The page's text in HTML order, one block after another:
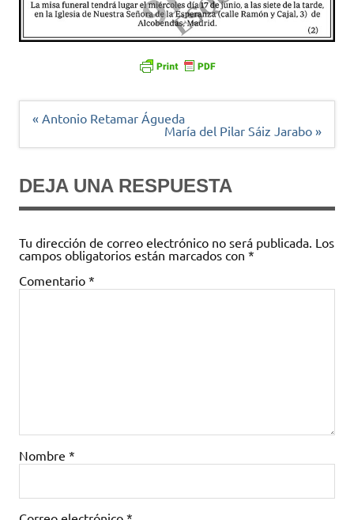
Navegación
« Antonio Retamar Águeda
María del Pilar Sáiz Jarabo »
DEJA UNA RESPUESTA
Tu dirección de correo electrónico no será publicada. Los
campos obligatorios están marcados con *
Comentario *
Nombre *